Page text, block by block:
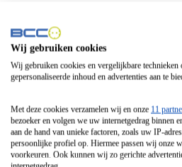
Fitelli
Airfryer
Frituurpan
Contactgrill
Broodbakmachine
Broodrooster
Wij gebruiken cookies
Wij gebruiken cookies en vergelijkbare technieken
gepersonaliseerde inhoud en advertenties aan te
Met deze cookies verzamelen wij en onze 11
bezoeker en volgen we uw internetgedrag binnen
aan de hand van unieke factoren, zoals uw IP-
persoonlijke profiel op. Hiermee passen wij onze
voorkeuren. Ook kunnen wij zo gerichte